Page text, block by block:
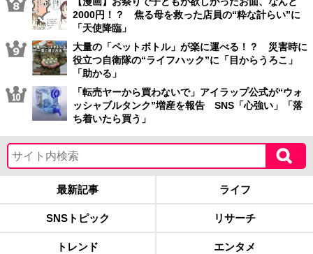
2000円！？ 焦る母を救った店員の“粋な計らい”に
「天使降臨」
大量の「ペットボトル」が楽に運べる！？ 災害時に
役立つ自衛隊の“ライフハック”に「目からうろこ」
「助かる」
「転売ヤーから買わないで」アイラップ公式が“ウォ
ッシャブルタンク”増産を報告 SNS「心強い」「落
ち着いたら買う」
最新記事 ライフ
SNSトピック リサーチ
トレンド エンタメ